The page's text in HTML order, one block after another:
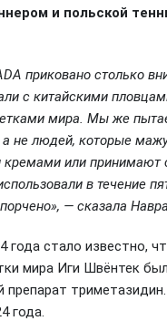
и польской
приковано столько
с китайскими
мира. Мы же
не людей, которые
или принимают
в течение
— сказала
года стало известно,
мира Иги Швёнтек
препарат
года.